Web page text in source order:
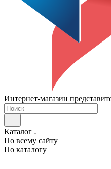
Интернет-магазин
Каталог
По всему сайту
По каталогу